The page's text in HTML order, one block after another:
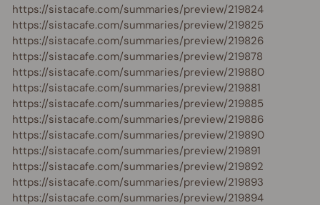
https://sistacafe.com/summaries/preview/219824
https://sistacafe.com/summaries/preview/219825
https://sistacafe.com/summaries/preview/219826
https://sistacafe.com/summaries/preview/219878
https://sistacafe.com/summaries/preview/219880
https://sistacafe.com/summaries/preview/219881
https://sistacafe.com/summaries/preview/219885
https://sistacafe.com/summaries/preview/219886
https://sistacafe.com/summaries/preview/219890
https://sistacafe.com/summaries/preview/219891
https://sistacafe.com/summaries/preview/219892
https://sistacafe.com/summaries/preview/219893
https://sistacafe.com/summaries/preview/219894